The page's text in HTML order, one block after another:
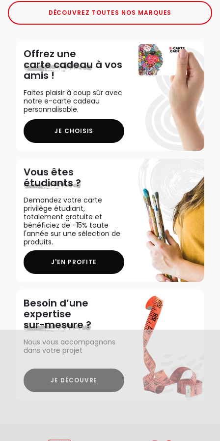
DÉCOUVREZ TOUTES NOS MARQUES
Offrez une
carte cadeau à vos
amis !
Faites plaisir à coup sûr avec
notre e-carte cadeau
personnalisable.
JE CHOISIS
Vous êtes
étudiants ?
Demandez votre carte
privilège étudiant,
totalement gratuite et
bénéficiez de -15% toute
l'année sur une sélection de
produits.
J'EN PROFITE
Besoin d’une
expertise
sur-mesure ?
Nous vous accompagnons
dans votre projet
JE DÉCOUVRE